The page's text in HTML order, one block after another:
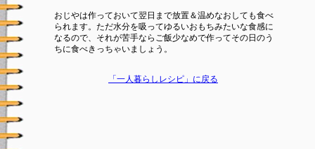
おじやは作っておいて翌日まで放置＆温めなおしても食べ
られます。ただ水分を吸ってゆるいおもちみたいな食感に
なるので、それが苦手ならご飯少なめで作ってその日のう
ちに食べきっちゃいましょう。
「一人暮らしレシピ」に戻る